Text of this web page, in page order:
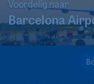
Voordelig naar
Barcelona